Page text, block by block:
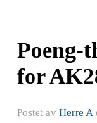
Poeng-
for
Postet av Herre A